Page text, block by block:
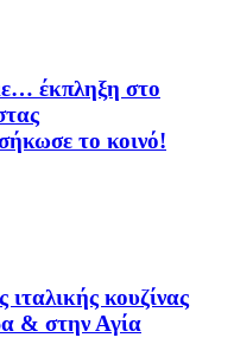
έκπληξη στο
το κοινό!
κουζίνας
& στην Αγία